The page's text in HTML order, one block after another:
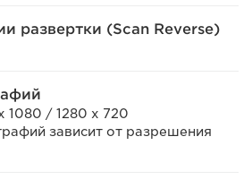
развертки (Scan Reverse)
1080 / 1280 x 720
зависит от разрешения